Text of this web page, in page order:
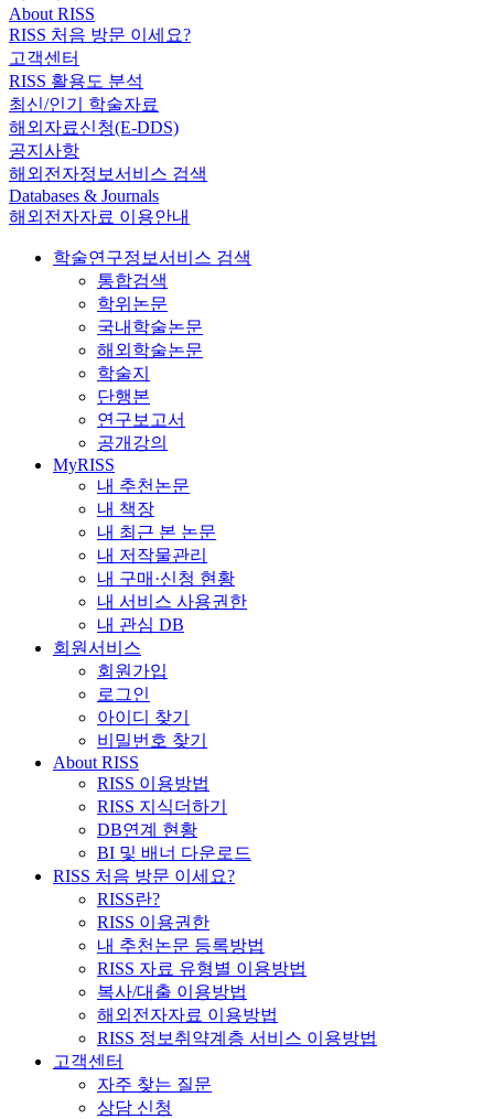
About RISS
RISS 처음 방문 이세요?
고객센터
RISS 활용도 분석
최신/인기 학술자료
해외자료신청(E-DDS)
공지사항
해외전자정보서비스 검색
Databases & Journals
해외전자자료 이용안내
학술연구정보서비스 검색
통합검색
학위논문
국내학술논문
해외학술논문
학술지
단행본
연구보고서
공개강의
MyRISS
내 추천논문
내 책장
내 최근 본 논문
내 저작물관리
내 구매·신청 현황
내 서비스 사용권한
내 관심 DB
회원서비스
회원가입
로그인
아이디 찾기
비밀번호 찾기
About RISS
RISS 이용방법
RISS 지식더하기
DB연계 현황
BI 및 배너 다운로드
RISS 처음 방문 이세요?
RISS란?
RISS 이용권한
내 추천논문 등록방법
RISS 자료 유형별 이용방법
복사/대출 이용방법
해외전자자료 이용방법
RISS 정보취약계층 서비스 이용방법
고객센터
자주 찾는 질문
상담 신청